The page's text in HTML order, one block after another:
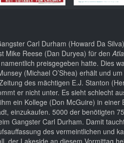
Carl Durham (Howard Da
Mike Reese (Dan Duryea) für den
preisgegeben hatte. Dies
(Michael O’Shea) erhält und
des mächtigen E.J. Stanton
er nicht unter. Es sieht schlecht
ein Kollege (Don McGuire) in
einzukaufen. 5000 der benötigten
Gangster Carl Durham. Damit
des vermeintlichen und
der Lakeside an diesem Vormittag